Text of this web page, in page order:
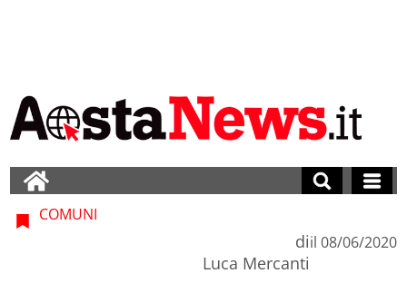
COMUNI
di
Luca Mercanti
il 08/06/2020